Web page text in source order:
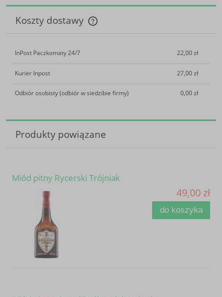
Koszty dostawy
Cena nie zawiera ewentualnych kosztów płatności
InPost Paczkomaty 24/7 22,00 zł
Kurier Inpost 27,00 zł
Odbiór osobisty(odbiór w siedzibie firmy) 0,00 zł
Produkty powiązane
Miód pitny Rycerski Trójniak
49,00 zł
do koszyka